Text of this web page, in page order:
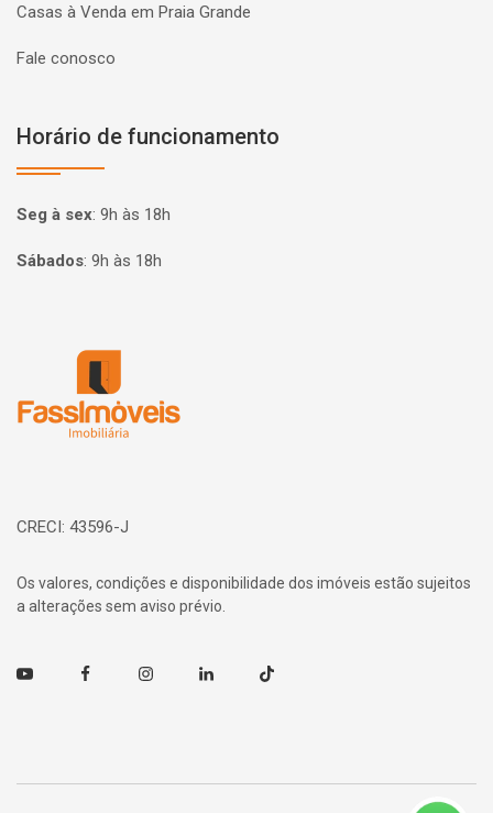
Casas à Venda em Praia Grande
Fale conosco
Horário de funcionamento
Seg à sex: 9h às 18h
Sábados: 9h às 18h
CRECI: 43596-J
Os valores, condições e disponibilidade dos imóveis estão sujeitos
a alterações sem aviso prévio.
Youtube FacebookInstagramLinkedin TikTok